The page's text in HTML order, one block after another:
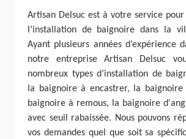
Artisan Delsuc est à votre service
l’installation de baignoire dans la
Ayant plusieurs années d’expérience
notre entreprise Artisan Delsuc
nombreux types d’installation de
la baignoire à encastrer, la
baignoire à remous, la baignoire
avec seuil rabaissée. Nous pouvons
vos demandes quel que soit sa